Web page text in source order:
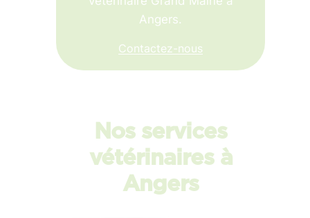
Angers.
Contactez-nous
Nos services
vétérinaires à
Angers